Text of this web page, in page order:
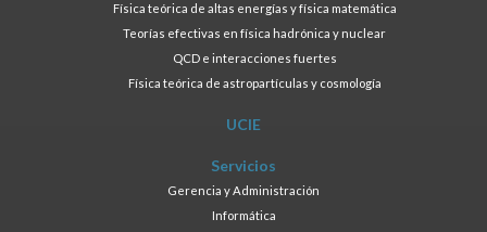
Física teórica de altas energías y física matemática
Teorías efectivas en física hadrónica y nuclear
QCD e interacciones fuertes
Física teórica de astropartículas y cosmología
UCIE
Servicios
Gerencia y Administración
Informática